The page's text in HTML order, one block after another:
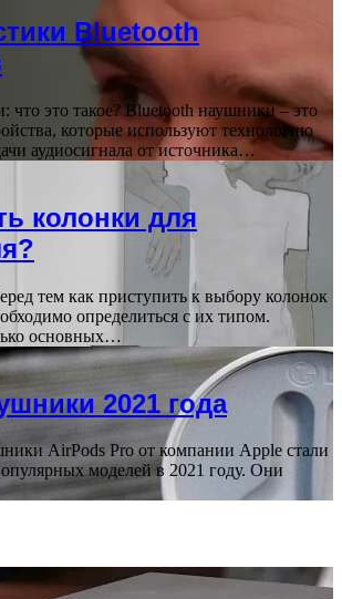
Bluetooth
что это такое? Bluetooth наушники – это
которые используют технологию
аудиосигнала от источника…
колонки для
тем как приступить к выбору колонок
определиться с их типом.
основных…
2021 года
AirPods Pro от компании Apple стали
моделей в 2021 году. Они